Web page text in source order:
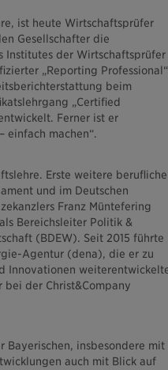
ist heute Wirtschaftsprüfer
Gesellschafter die
Institutes der Wirtschaftsprüfer
„Reporting
beim
„Certified
Ferner ist er
einfach machen“.
Erste weitere berufliche
und im Deutschen
Franz Müntefering
Bereichsleiter Politik &
(BDEW). Seit 2015 führte
Agentur (dena), die er zu
Innovationen
bei der Christ&Company
Bayerischen, insbesondere mit
auch mit Blick auf